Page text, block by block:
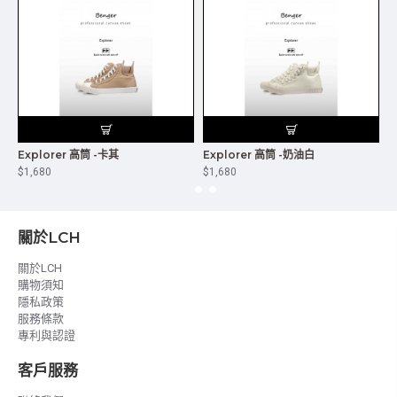
Explorer 高筒 -卡其
$1,680
Explorer 高筒 -奶油白
$1,680
關於LCH
關於LCH
購物須知
隱私政策
服務條款
專利與認證
客戶服務